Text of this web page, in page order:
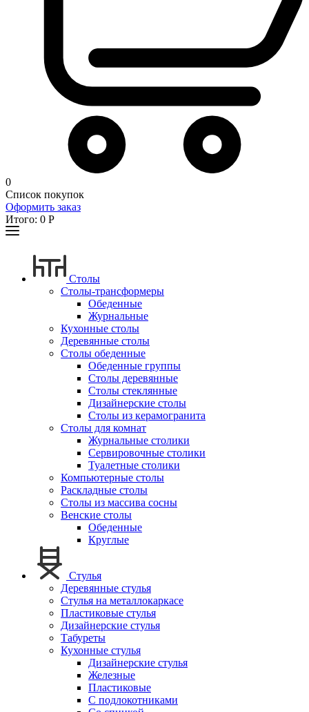
0
Список покупок
Оформить заказ
Итого: 0 Р
Столы
Столы-трансформеры
Обеденные
Журнальные
Кухонные столы
Деревянные столы
Столы обеденные
Обеденные группы
Столы деревянные
Столы стеклянные
Дизайнерские столы
Столы из керамогранита
Столы для комнат
Журнальные столики
Сервировочные столики
Туалетные столики
Компьютерные столы
Раскладные столы
Столы из массива сосны
Венские столы
Обеденные
Круглые
Стулья
Деревянные стулья
Стулья на металлокаркасе
Пластиковые стулья
Дизайнерские стулья
Табуреты
Кухонные стулья
Дизайнерские стулья
Железные
Пластиковые
С подлокотниками